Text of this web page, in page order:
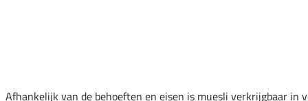
Afhankelijk van de behoeften en eisen is muesli verkrijgbaar in